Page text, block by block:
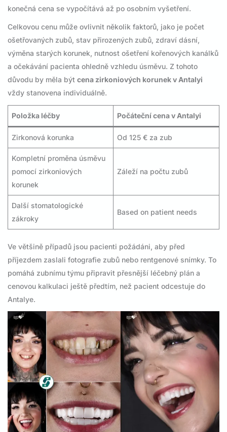
konečná cena se vypočítává až po osobním vyšetření.
Celkovou cenu může ovlivnit několik faktorů, jako je počet
ošetřovaných zubů, stav přirozených zubů, zdraví dásní,
výměna starých korunek, nutnost ošetření kořenových kanálků
a očekávání pacienta ohledně vzhledu úsměvu. Z tohoto
důvodu by měla být cena zirkoniových korunek v Antalyi
vždy stanovena individuálně.
Položka léčby Počáteční cena v Antalyi
Zirkonová korunka Od 125 € za zub
Kompletní proměna úsměvu
pomocí zirkoniových
korunek
Záleží na počtu zubů
Další stomatologické
zákroky
Based on patient needs
Ve většině případů jsou pacienti požádáni, aby před
příjezdem zaslali fotografie zubů nebo rentgenové snímky. To
pomáhá zubnímu týmu připravit přesnější léčebný plán a
cenovou kalkulaci ještě předtím, než pacient odcestuje do
Antalye.